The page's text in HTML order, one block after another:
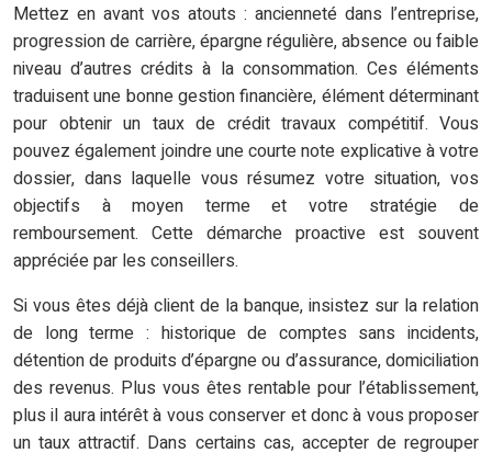
Mettez en avant vos atouts : ancienneté dans l’entreprise,
progression de carrière, épargne régulière, absence ou faible
niveau d’autres crédits à la consommation. Ces éléments
traduisent une bonne gestion financière, élément déterminant
pour obtenir un taux de crédit travaux compétitif. Vous
pouvez également joindre une courte note explicative à votre
dossier, dans laquelle vous résumez votre situation, vos
objectifs à moyen terme et votre stratégie de
remboursement. Cette démarche proactive est souvent
appréciée par les conseillers.
Si vous êtes déjà client de la banque, insistez sur la relation
de long terme : historique de comptes sans incidents,
détention de produits d’épargne ou d’assurance, domiciliation
des revenus. Plus vous êtes rentable pour l’établissement,
plus il aura intérêt à vous conserver et donc à vous proposer
un taux attractif. Dans certains cas, accepter de regrouper